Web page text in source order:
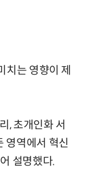
는 영향이 제
, 초개인화 서
영역에서 혁신
설명했다.